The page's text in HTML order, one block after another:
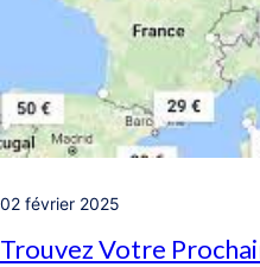
02 février 2025
Trouvez Votre